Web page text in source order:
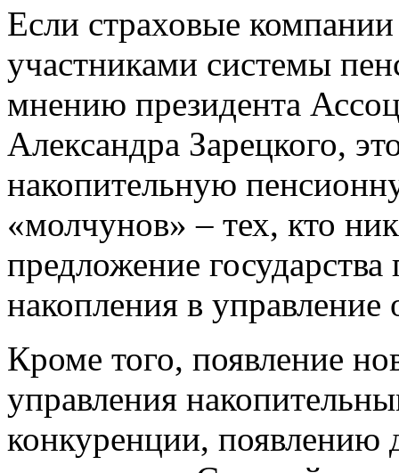
Если страховые
участниками системы
мнению президента
Александра Зарецкого,
накопительную
«молчунов» – тех, кто
предложение
накопления в
Кроме того, появление
управления
конкуренции, появлению